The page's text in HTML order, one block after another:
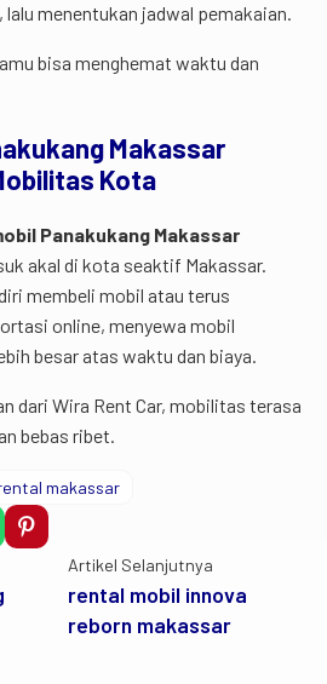
menentukan jadwal pemakaian.
bisa menghemat waktu dan
Makassar
Kota
Panakukang Makassar
akal di kota seaktif Makassar.
membeli mobil atau terus
online, menyewa mobil
besar atas waktu dan biaya.
dari Wira Rent Car, mobilitas terasa
bebas ribet.
makassar
Artikel Selanjutnya
rental mobil innova
reborn makassar